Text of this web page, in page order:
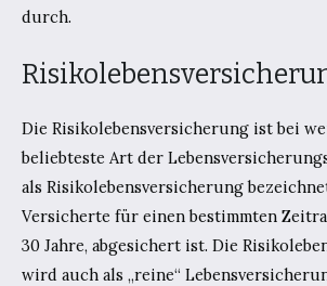
durch.
Die Risikolebensversicherung ist bei
beliebteste Art der
als Risikolebensversicherung
Versicherte für einen bestimmten
30 Jahre, abgesichert ist. Die
wird auch als „reine“